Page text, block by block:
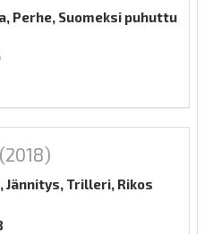
Perhe, Suomeksi puhuttu
(2018)
Jännitys, Trilleri, Rikos